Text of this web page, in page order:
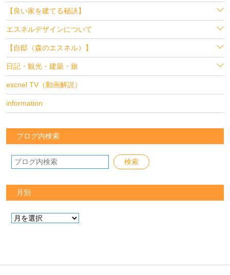
【良い家を建てる秘訣】
エスネルデザインについて
【自邸（森のエスネル）】
日記・観光・建築・旅
escnel TV（動画解説）
information
ブログ内検索
月別